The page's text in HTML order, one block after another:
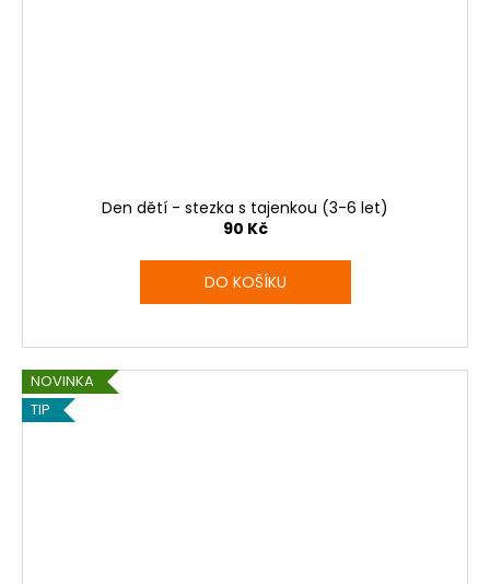
Den dětí - stezka s tajenkou (3-6 let)
90 Kč
DO KOŠÍKU
NOVINKA
TIP